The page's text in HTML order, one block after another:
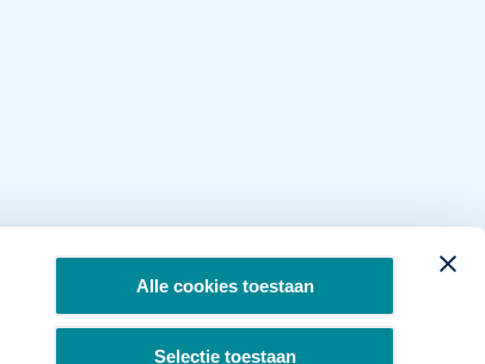
Alle cookies toestaan
Selectie toestaan